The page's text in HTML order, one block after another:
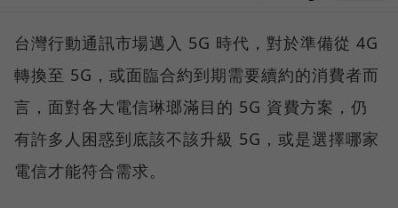
台灣行動通訊市場邁入 5G 時代，對於準備從 4G
轉換至 5G，或面臨合約到期需要續約的消費者而
言，面對各大電信琳瑯滿目的 5G 資費方案，仍
有許多人困惑到底該不該升級 5G，或是選擇哪家
電信才能符合需求。